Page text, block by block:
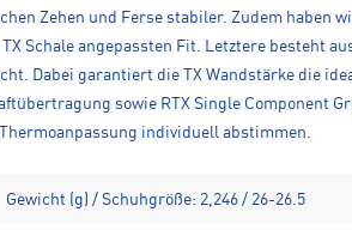
Zehen und Ferse stabiler. Zudem haben
Schale angepassten Fit. Letztere besteht
Dabei garantiert die TX Wandstärke die
sowie RTX Single Component
individuell abstimmen.
Gewicht (g) / Schuhgröße: 2,246 / 26-26.5